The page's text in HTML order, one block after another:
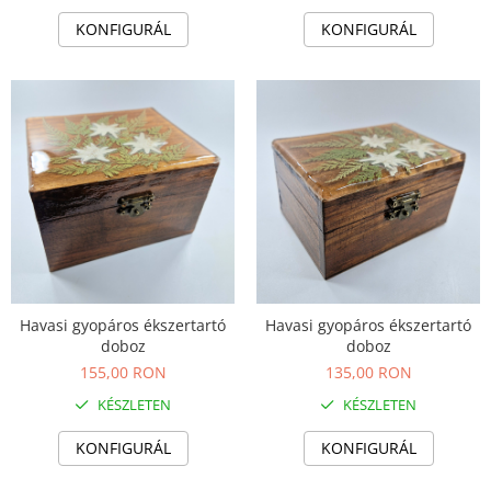
KONFIGURÁL KONFIGURÁL
Havasi gyopáros ékszertartó
doboz
155,00 RON
KÉSZLETEN
KONFIGURÁL
Havasi gyopáros ékszertartó
doboz
135,00 RON
KÉSZLETEN
KONFIGURÁL